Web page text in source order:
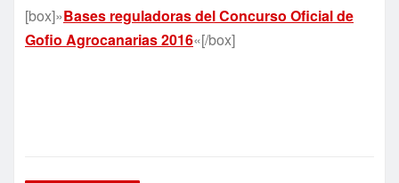
[box]»Bases reguladoras del Concurso Oficial de
Gofio Agrocanarias 2016«[/box]